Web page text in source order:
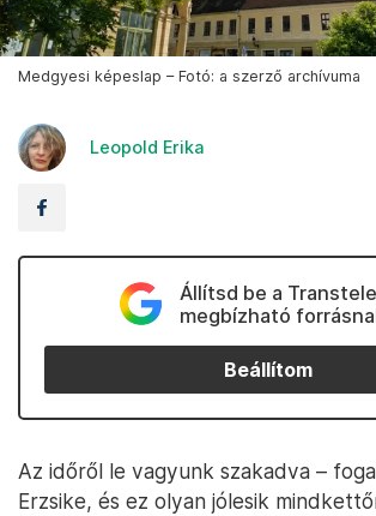
Medgyesi képeslap – Fotó: a szerző archívuma
Leopold Erika
Állítsd be a
megbízható
Beállítom
Az időről le vagyunk szakadva –
Erzsike, és ez olyan jólesik